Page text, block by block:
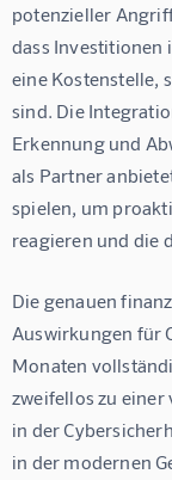
potenzieller
dass Investitionen
eine Kostenstelle,
sind. Die
Erkennung und
als Partner
spielen, um
reagieren und die
Die genauen
Auswirkungen für
Monaten
zweifellos zu einer
in der
in der modernen